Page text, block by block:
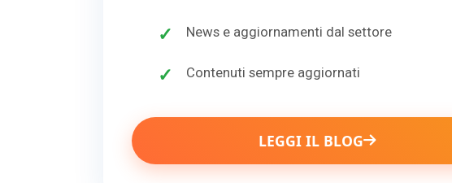
News e aggiornamenti dal settore
Contenuti sempre aggiornati
LEGGI IL BLOG